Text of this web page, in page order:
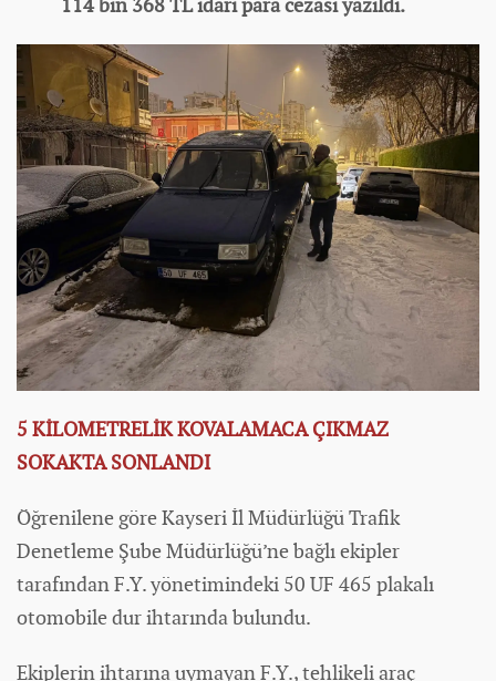
5 KİLOMETRELİK KOVALAMACA ÇIKMAZ
SOKAKTA SONLANDI
Öğrenilene göre Kayseri İl Müdürlüğü Trafik
Denetleme Şube Müdürlüğü’ne bağlı ekipler
tarafından F.Y. yönetimindeki 50 UF 465 plakalı
otomobile dur ihtarında bulundu.
Ekiplerin ihtarına uymayan F.Y., tehlikeli araç